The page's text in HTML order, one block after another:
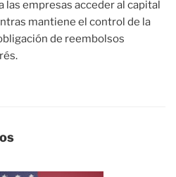
las empresas acceder al capital
mantiene el control de la
de reembolsos